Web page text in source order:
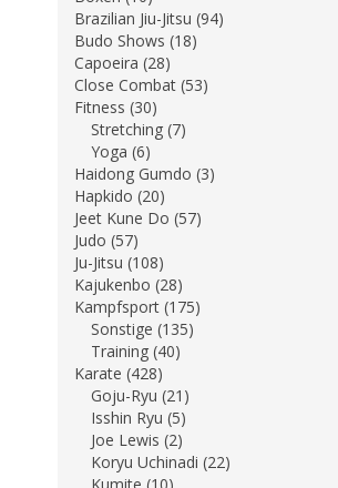
Brazilian Jiu-Jitsu (94)
Budo Shows (18)
Capoeira (28)
Close Combat (53)
Fitness (30)
Stretching (7)
Yoga (6)
Haidong Gumdo (3)
Hapkido (20)
Jeet Kune Do (57)
Judo (57)
Ju-Jitsu (108)
Kajukenbo (28)
Kampfsport (175)
Sonstige (135)
Training (40)
Karate (428)
Goju-Ryu (21)
Isshin Ryu (5)
Joe Lewis (2)
Koryu Uchinadi (22)